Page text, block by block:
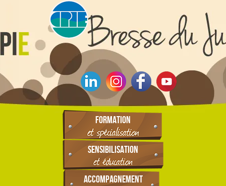
FORMATION
SENSIBILISATION
ACCOMPAGNEMENT